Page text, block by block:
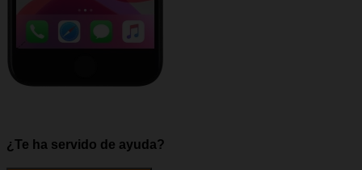
¿Te ha servido de ayuda?